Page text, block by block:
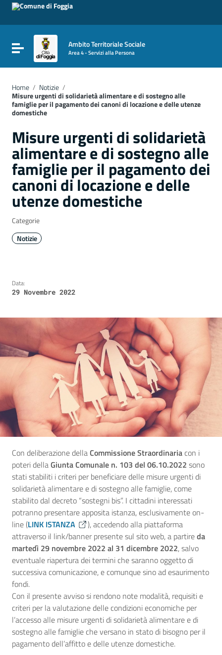
Vai ai contenuti
Vai al menu di navigazione
Vai al footer
Attiva / disattiva la navigazione
Ambito Territoriale Sociale
Area 4 - Servizi alla Persona
Home / Notizie /
Misure urgenti di solidarietà alimentare e di sostegno alle
famiglie per il pagamento dei canoni di locazione e delle utenze
domestiche
Misure urgenti di solidarietà
alimentare e di sostegno alle
famiglie per il pagamento dei
canoni di locazione e delle
utenze domestiche
Categorie
Notizie
Data:
29 Novembre 2022
Con deliberazione dellaCommissione Straordinaria con i
poteri dellaGiunta Comunale n. 103 del 06.10.2022 sono
stati stabiliti i criteri per beneficiare delle misure urgenti di
solidarietà alimentare e di sostegno alle famiglie, come
stabilito dal decreto “sostegni bis”. I cittadini interessati
potranno presentare apposita istanza, esclusivamente on-
line (LINK ISTANZA
), accedendo alla piattaforma
attraverso il link/banner presente sul sito web, a partireda
martedì 29 novembre 2022 al 31 dicembre 2022, salvo
eventuale riapertura dei termini che saranno oggetto di
successiva comunicazione, e comunque sino ad esaurimento
fondi.
Con il presente avviso si rendono note modalità, requisiti e
criteri per la valutazione delle condizioni economiche per
l’accesso alle misure urgenti di solidarietà alimentare e di
sostegno alle famiglie che versano in stato di bisogno per il
pagamento dell’affitto e delle utenze domestiche.